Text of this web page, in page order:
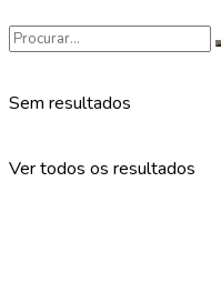
Sem resultados
Ver todos os resultados